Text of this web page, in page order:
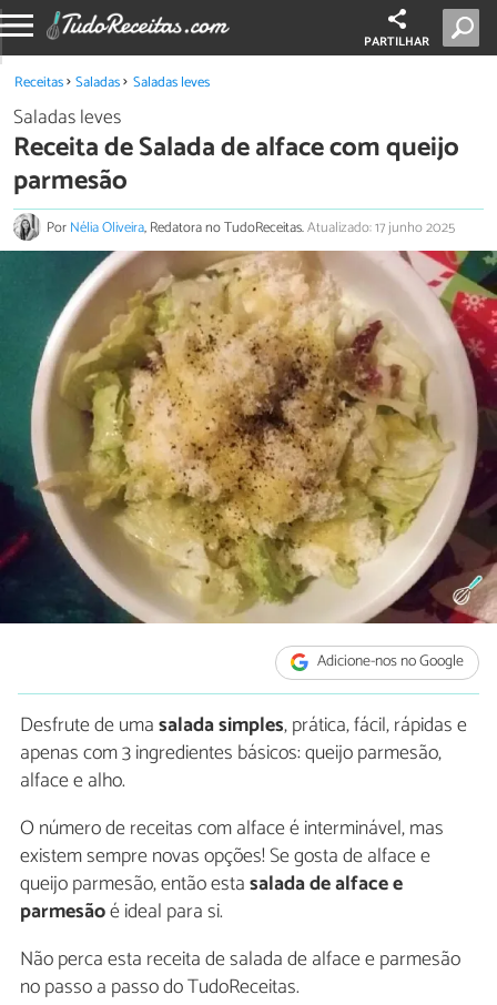
PARTILHAR
Receitas Saladas Saladas leves
Saladas leves
Receita de Salada de alface com queijo
parmesão
PorNélia Oliveira, Redatora no TudoReceitas.Atualizado: 17 junho 2025
Adicione-nos no Google
Desfrute de umasalada simples, prática, fácil, rápidas e
apenas com 3 ingredientes básicos: queijo parmesão,
alface e alho.
O número de receitas com alface é interminável, mas
existem sempre novas opções! Se gosta de alface e
queijo parmesão, então estasalada de alface e
parmesãoé ideal para si.
Não perca esta receita de salada de alface e parmesão
no passo a passo do TudoReceitas.